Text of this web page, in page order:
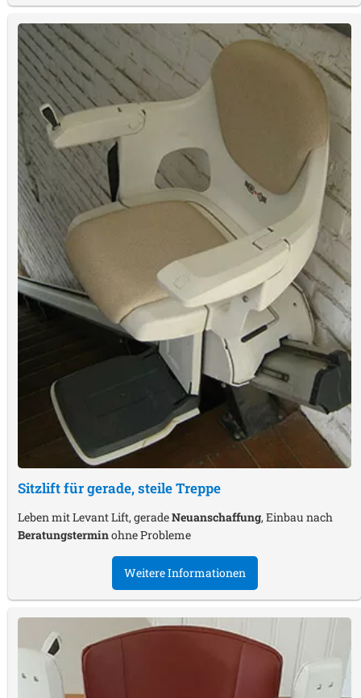
Sitzlift für gerade, steile Treppe
Leben mit Levant Lift, geradeNeuanschaffung, Einbau nach
Beratungsterminohne Probleme
Weitere Informationen